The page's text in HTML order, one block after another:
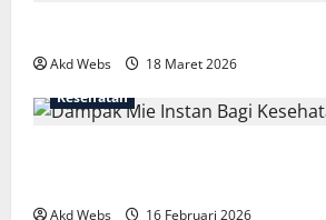
Akd Webs
18 Maret 2026
Kesehatan
Akd Webs 16 Februari 2026